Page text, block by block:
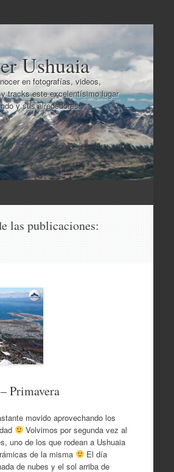
Ushuaia
en fotografías, videos,
tracks este excelentísimo lugar
y sus alrededores..
las publicaciones:
Primavera
movido aprovechando los
Volvimos por segunda vez al
uno de los que rodean a Ushuaia
de la misma
El día
de nubes y el sol arriba de